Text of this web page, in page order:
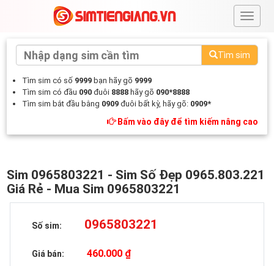
#
Tìm sim
Tìm sim có số 9999 bạn hãy gõ 9999
Tìm sim có đầu 090 đuôi 8888 hãy gõ 090*8888
Tìm sim bắt đầu bằng 0909 đuôi bất kỳ, hãy gõ: 0909*
Bấm vào đây để tìm kiếm nâng cao
Sim 0965803221 - Sim Số Đẹp 0965.803.221
Giá Rẻ - Mua Sim 0965803221
Số sim: 0965803221
Giá bán: 460.000 ₫